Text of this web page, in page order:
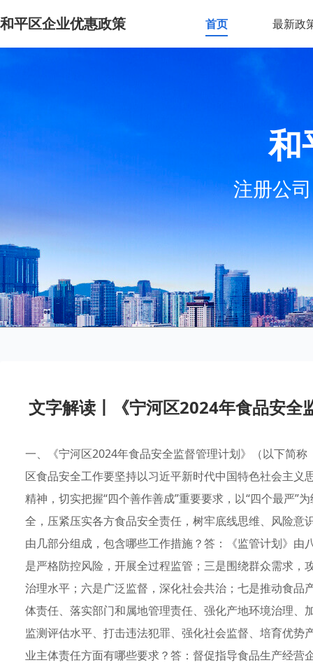
和平区企业优惠政策 首页 最新政
和
注册公
文字解读丨《宁河区2024年食品安
一、《宁河区2024年食品安全监督管理计划》（以下简
区食品安全工作要坚持以习近平新时代中国特色社会主
精神，切实把握“四个善作善成”重要要求，以“四个最严”
全，压紧压实各方食品安全责任，树牢底线思维、风险
由几部分组成，包含哪些工作措施？答：《监管计划》由
是严格防控风险，开展全过程监管；三是围绕群众需求
治理水平；六是广泛监督，深化社会共治；七是推动食
体责任、落实部门和属地管理责任、强化产地环境治理
监测评估水平、打击违法犯罪、强化社会监督、培育优
业主体责任方面有哪些要求？答：督促指导食品生产经